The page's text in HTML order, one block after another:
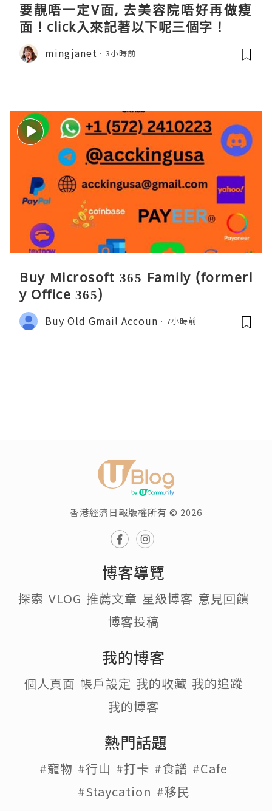
要靚唔一定V面, 去美容院唔好再做瘦
面！click入來記著以下呢三個字！
mingjanet 3小時前
Buy Microsoft 365 Family (formerl
y Office 365)
Buy Old Gmail Accoun 7小時前
香港經濟日報版權所有 © 2026
博客導覽
探索 VLOG 推薦文章 星級博客 意見回饋
博客投稿
我的博客
個人頁面 帳戶設定 我的收藏 我的追蹤
我的博客
熱門話題
#寵物 #行山 #打卡 #食譜 #Cafe
#Staycation #移民